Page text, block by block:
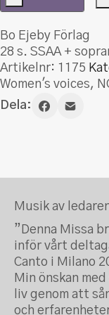
Missa
mängd
Bo Ejeby Förlag
28 s. SSAA +
Artikelnr: 1175
Women's voices,
Dela:
Musik av
”Denna Missa
inför vårt
Canto i Milano
Min önskan
liv genom att
och